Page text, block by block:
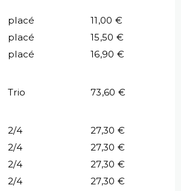
placé
11,00 €
placé
15,50 €
placé
16,90 €
Trio
73,60 €
2/4
27,30 €
2/4
27,30 €
2/4
27,30 €
2/4
27,30 €